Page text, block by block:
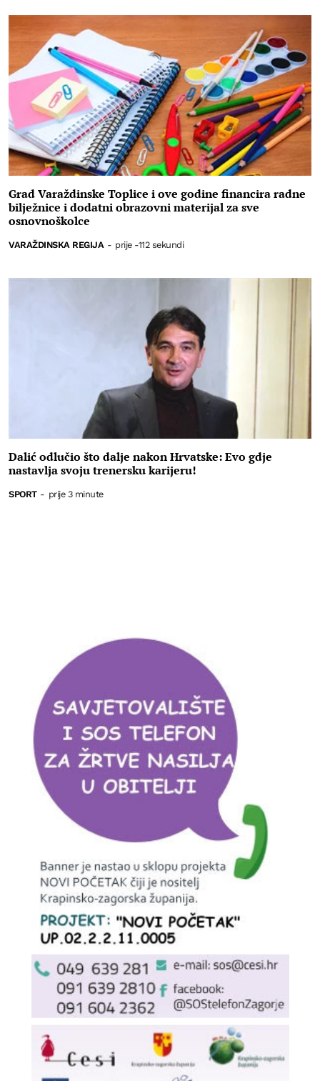
Grad Varaždinske Toplice i ove godine financira radne
bilježnice i dodatni obrazovni materijal za sve
osnovnoškolce
VARAŽDINSKA REGIJA - prije -112 sekundi
Dalić odlučio što dalje nakon Hrvatske: Evo gdje
nastavlja svoju trenersku karijeru!
SPORT - prije 3 minute